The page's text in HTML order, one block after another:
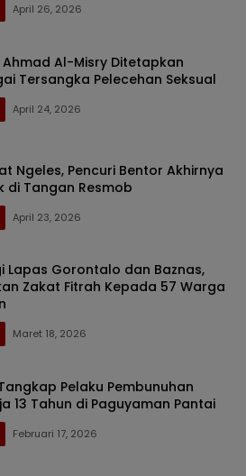
April 26, 2026
Ahmad Al-Misry Ditetapkan
Tersangka Pelecehan Seksual
April 24, 2026
Ngeles, Pencuri Bentor Akhirnya
di Tangan Resmob
April 23, 2026
Lapas Gorontalo dan Baznas,
Zakat Fitrah Kepada 57 Warga
Maret 18, 2026
Pelaku Pembunuhan
13 Tahun di Paguyaman Pantai
Februari 17, 2026